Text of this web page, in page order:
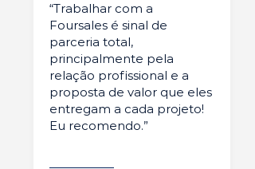
“Trabalhar com a
Foursales é sinal de
parceria total,
principalmente pela
relação profissional e a
proposta de valor que eles
entregam a cada projeto!
Eu recomendo.”